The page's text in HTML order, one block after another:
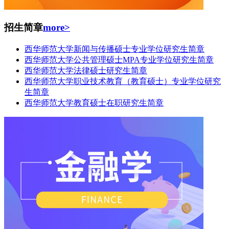
招生简章more>
西华师范大学新闻与传播硕士专业学位研究生简章
西华师范大学公共管理硕士MPA专业学位研究生简章
西华师范大学法律硕士研究生简章
西华师范大学职业技术教育（教育硕士）专业学位研究
生简章
西华师范大学教育硕士在职研究生简章